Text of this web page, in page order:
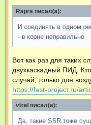
Rapra писал(а):
И соединять в одном
- в корне неправильно.
Вот как раз для таких
двухкаскадный ПИД.
случай, только для
https://fast-project.ru/
vtral писал(а):
Да, такие SSR тоже